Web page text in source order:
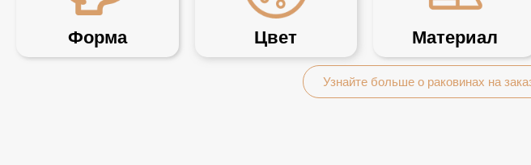
Форма Цвет Материал
Узнайте больше о раковинах на